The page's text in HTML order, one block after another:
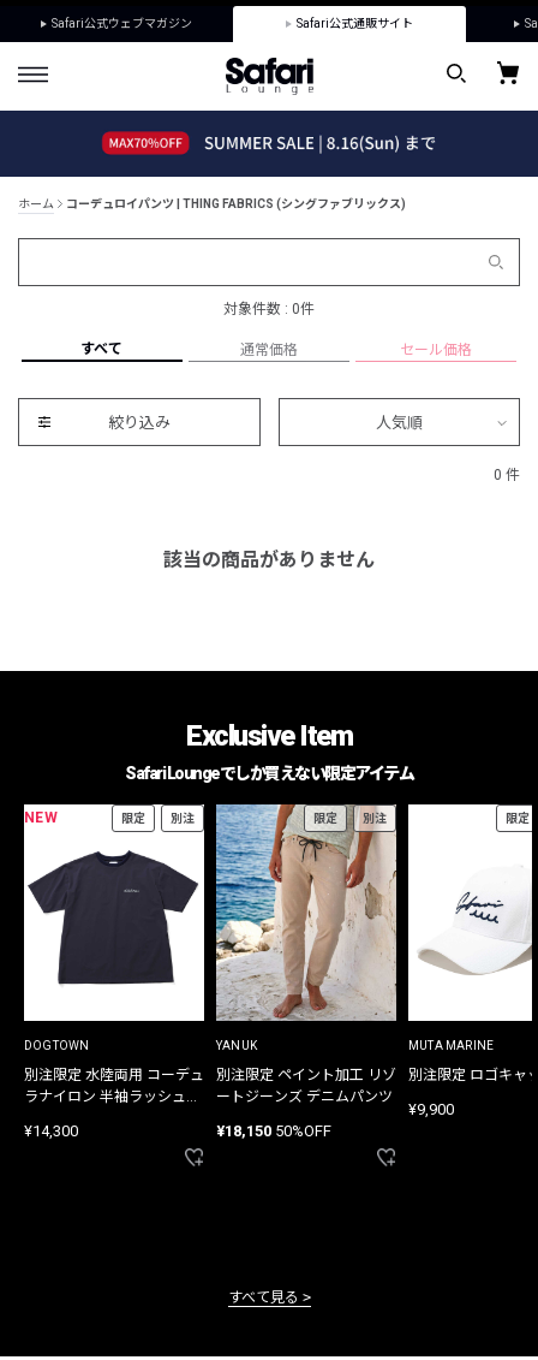
Safari公式ウェブマガジン Safari公式通販サイト
ホーム コーデュロイパンツ | THING FABRICS (シングファブリックス)
対象件数 : 0件
すべて 通常価格 セール価格
絞り込み 人気順
0 件
該当の商品がありません
Exclusive Item
Safari Loungeでしか買えない限定アイテム
NEW 限定 別注
DOGTOWN
別注限定 水陸両用 コーデュ
ラナイロン 半袖ラッシュガ
¥14,300
限定 別注
YANUK
別注限定 ペイント加工 リゾ
ートジーンズ デニムパンツ
¥18,150 50%OFF
限定
MUTA MARINE
別注限定 ロゴキャ
¥9,900
すべて見る